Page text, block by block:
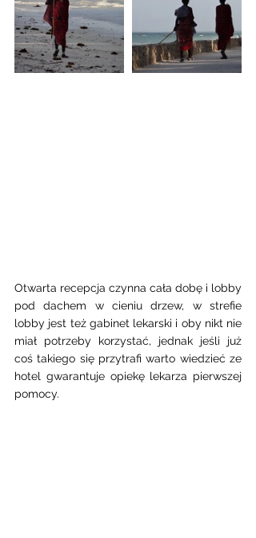
Otwarta recepcja czynna cała dobę i lobby
pod dachem w cieniu drzew, w strefie
lobby jest też gabinet lekarski i oby nikt nie
miał potrzeby korzystać, jednak jeśli już
coś takiego się przytrafi warto wiedzieć ze
hotel gwarantuje opiekę lekarza pierwszej
pomocy.